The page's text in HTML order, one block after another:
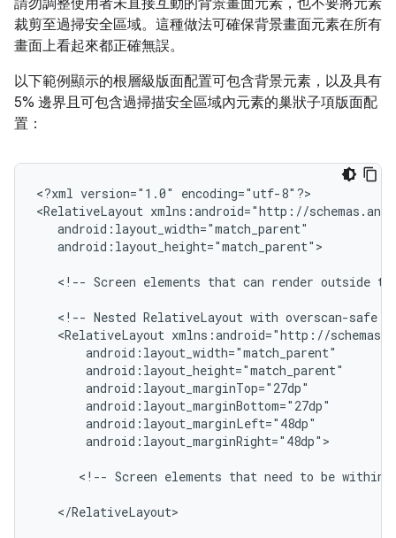
請勿調整使用者未直接互動的背景畫面元素，也不要將元素
裁剪至過掃安全區域。這種做法可確保背景畫面元素在所有
畫面上看起來都正確無誤。
以下範例顯示的根層級版面配置可包含背景元素，以及具有
5% 邊界且可包含過掃描安全區域內元素的巢狀子項版面配
置：
<?xml version="1.0"
encoding="utf-8"?>
<RelativeLayout
android:layout_height="match_parent">
<!-- Screen elements that can render outside
<!-- Nested RelativeLayout with overscan-safe
<RelativeLayout
android:layout_marginRight="48dp">
<!-- Screen elements that need to be within
</RelativeLayout>